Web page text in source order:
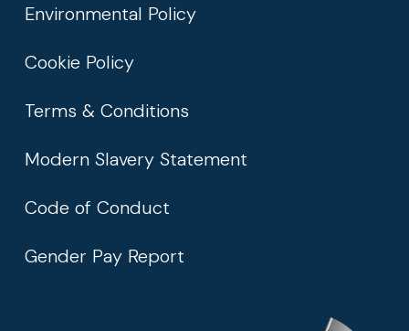
Environmental Policy
Cookie Policy
Terms & Conditions
Modern Slavery Statement
Code of Conduct
Gender Pay Report